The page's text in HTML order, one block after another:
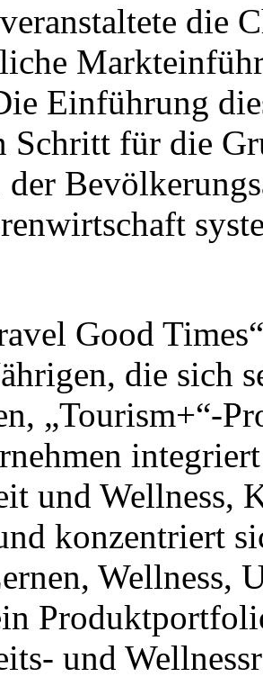
die
Einführung
Schritt für die
der
Good
die sich
„Tourism+“-
und Wellness,
konzentriert
Wellness,
und